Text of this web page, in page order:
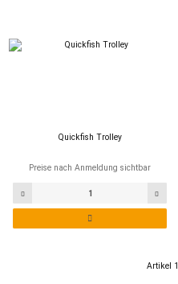
Quickfish Trolley
Preise nach Anmeldung sichtbar
Artikel